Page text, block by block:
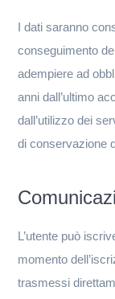
I dati saranno
conseguimento
adempiere ad
anni dall’ultimo
dall’utilizzo dei
di conservazione
L’utente può
momento
trasmessi